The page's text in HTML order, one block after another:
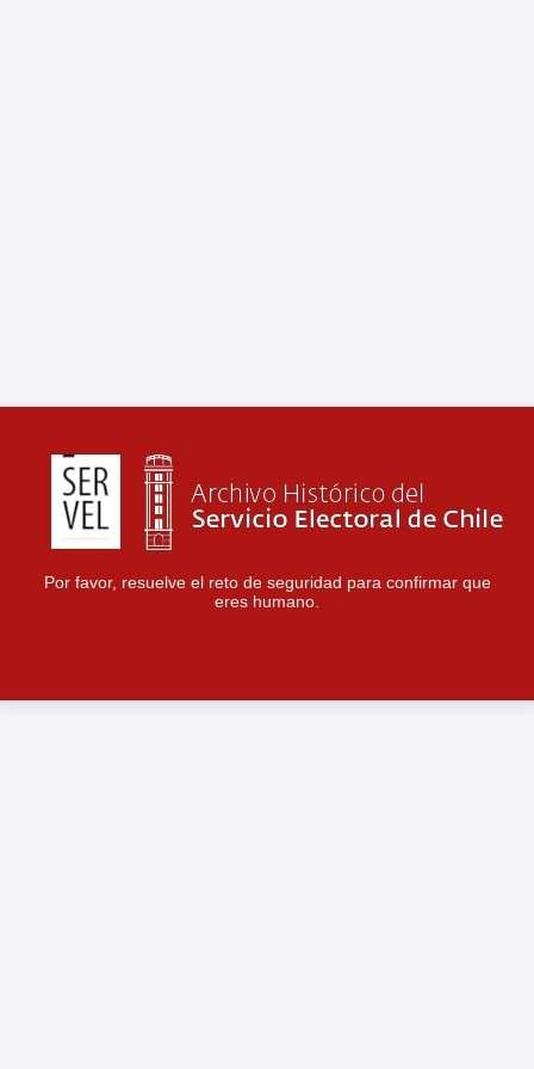
Por favor, resuelve el reto de seguridad para confirmar que
eres humano.